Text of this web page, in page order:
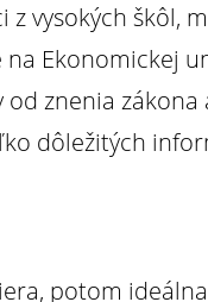
vysokých škôl,
Ekonomickej
znenia
dôležitých
potom